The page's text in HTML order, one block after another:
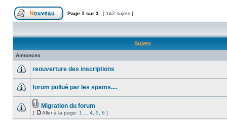
Page 1 sur 3 [ 142 sujets ]
Sujets
Annonces
reouverture des inscriptions
forum pollué par les spams....
Migration du forum
[ Aller à la page: 1 4 5 6 ]